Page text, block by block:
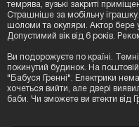
темрява, вузькі закриті примі
Страшніше за мобільну і
шоломи та окуляри.
Актор бере
Допустимий вік від 6 років.
Ви подорожуєте по країні.
покинутий будинок. На
"Бабуся Гренні". Електрики
хочеться вийти, але двері
баби. Чи зможете ви втекти від